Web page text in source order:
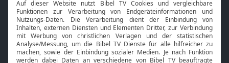
Neuigkeiten
Smart TV
HbbTV
Bibelthek Online-Bibel
Nächster Gottesdienst